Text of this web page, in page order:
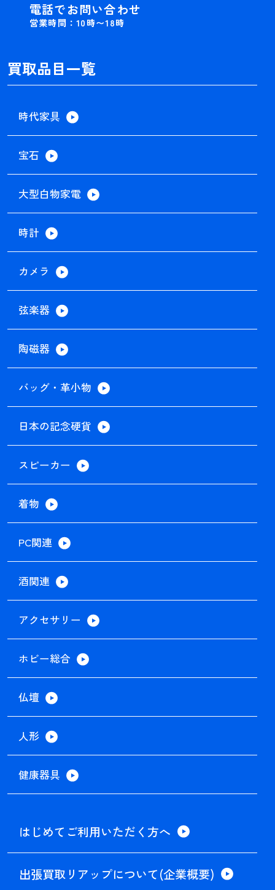
電話でお問い合わせ
営業時間：10時〜18時
買取品目一覧
時代家具
宝石
大型白物家電
時計
カメラ
弦楽器
陶磁器
バッグ・革小物
日本の記念硬貨
スピーカー
着物
PC関連
酒関連
アクセサリー
ホビー総合
仏壇
人形
健康器具
はじめてご利用いただく方へ
出張買取リアップについて(企業概要)